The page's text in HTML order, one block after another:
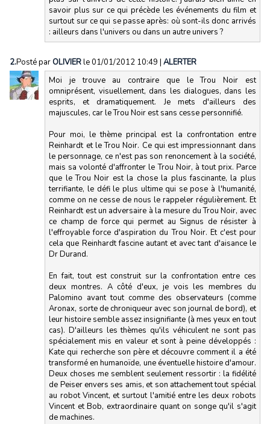
savoir plus sur ce qui précède les événements du film et
surtout sur ce qui se passe après: où sont-ils donc arrivés
: ailleurs dans l'univers ou dans un autre univers ?
2.Posté parOLIVIERle 01/01/2012 10:49 | ALERTER
Moi je trouve au contraire que le Trou Noir est
omniprésent, visuellement, dans les dialogues, dans les
esprits, et dramatiquement. Je mets d'ailleurs des
majuscules, car le Trou Noir est sans cesse personnifié.
Pour moi, le thème principal est la confrontation entre
Reinhardt et le Trou Noir. Ce qui est impressionnant dans
le personnage, ce n'est pas son renoncement à la société,
mais sa volonté d'affronter le Trou Noir, à tout prix. Parce
que le Trou Noir est la chose la plus fascinante, la plus
terrifiante, le défi le plus ultime qui se pose à l'humanité,
comme on ne cesse de nous le rappeler régulièrement. Et
Reinhardt est un adversaire à la mesure du Trou Noir, avec
ce champ de force qui permet au Signus de résister à
l'effroyable force d'aspiration du Trou Noir. Et c'est pour
cela que Reinhardt fascine autant et avec tant d'aisance le
Dr Durand.
En fait, tout est construit sur la confrontation entre ces
deux montres. A côté d'eux, je vois les membres du
Palomino avant tout comme des observateurs (comme
Aronax, sorte de chroniqueur avec son journal de bord), et
leur histoire semble assez insignifiante (à mes yeux en tout
cas). D'ailleurs les thèmes qu'ils véhiculent ne sont pas
spécialement mis en valeur et sont à peine développés :
Kate qui recherche son père et découvre comment il a été
transformé en humanoïde, une éventuelle histoire d'amour.
Deux choses me semblent seulement ressortir : la fidélité
de Peiser envers ses amis, et son attachement tout spécial
au robot Vincent, et surtout l'amitié entre les deux robots
Vincent et Bob, extraordinaire quant on songe qu'il s'agit
de machines.